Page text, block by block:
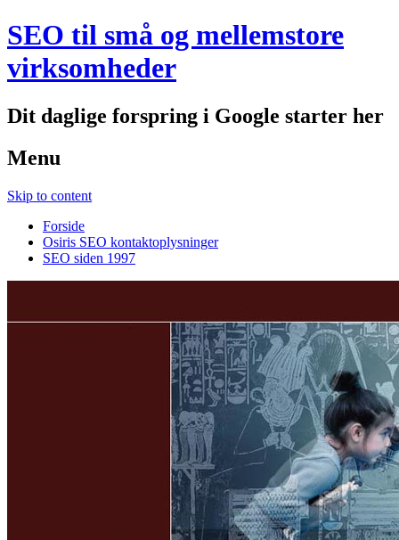
SEO til små og mellemstore
virksomheder
Dit daglige forspring i Google starter her
Menu
Skip to content
Forside
Osiris SEO kontaktoplysninger
SEO siden 1997